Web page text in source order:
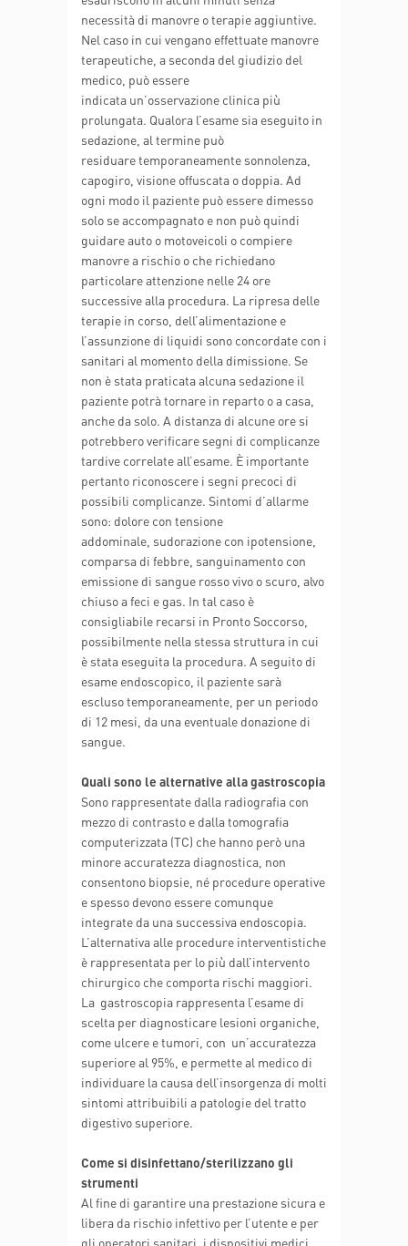
necessità di manovre o terapie aggiuntive.
Nel caso in cui vengano effettuate manovre
terapeutiche, a seconda del giudizio del
medico, può essere
indicata un’osservazione clinica più
prolungata. Qualora l’esame sia eseguito in
sedazione, al termine può
residuare temporaneamente sonnolenza,
capogiro, visione offuscata o doppia. Ad
ogni modo il paziente può essere dimesso
solo se accompagnato e non può quindi
guidare auto o motoveicoli o compiere
manovre a rischio o che richiedano
particolare attenzione nelle 24 ore
successive alla procedura. La ripresa delle
terapie in corso, dell’alimentazione e
l’assunzione di liquidi sono concordate con i
sanitari al momento della dimissione. Se
non è stata praticata alcuna sedazione il
paziente potrà tornare in reparto o a casa,
anche da solo. A distanza di alcune ore si
potrebbero verificare segni di complicanze
tardive correlate all’esame. È importante
pertanto riconoscere i segni precoci di
possibili complicanze. Sintomi d’allarme
sono: dolore con tensione
addominale, sudorazione con ipotensione,
comparsa di febbre, sanguinamento con
emissione di sangue rosso vivo o scuro, alvo
chiuso a feci e gas. In tal caso è
consigliabile recarsi in Pronto Soccorso,
possibilmente nella stessa struttura in cui
è stata eseguita la procedura. A seguito di
esame endoscopico, il paziente sarà
escluso temporaneamente, per un periodo
di 12 mesi, da una eventuale donazione di
sangue.
Quali sono le alternative alla gastroscopia
Sono rappresentate dalla radiografia con
mezzo di contrasto e dalla tomografia
computerizzata (TC) che hanno però una
minore accuratezza diagnostica, non
consentono biopsie, né procedure operative
e spesso devono essere comunque
integrate da una successiva endoscopia.
L’alternativa alle procedure interventistiche
è rappresentata per lo più dall’intervento
chirurgico che comporta rischi maggiori.
La gastroscopia rappresenta l’esame di
scelta per diagnosticare lesioni organiche,
come ulcere e tumori, con un’accuratezza
superiore al 95%, e permette al medico di
individuare la causa dell’insorgenza di molti
sintomi attribuibili a patologie del tratto
digestivo superiore.
Come si disinfettano/sterilizzano gli
strumenti
Al fine di garantire una prestazione sicura e
libera da rischio infettivo per l’utente e per
gli operatori sanitari, i dispositivi medici